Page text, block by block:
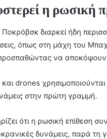
η ρωσική
Ποκρόβσκ διαρκεί ήδη
όπως στη μάχη του
να αποκόψουν
drones
στην πρώτη γραμμή.
ότι η ρωσική επίθεση
δυνάμεις, παρά τη